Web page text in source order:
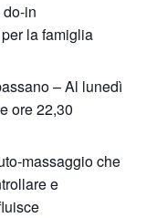
in
la famiglia
– Al lunedì
ore 22,30
massaggio che
e